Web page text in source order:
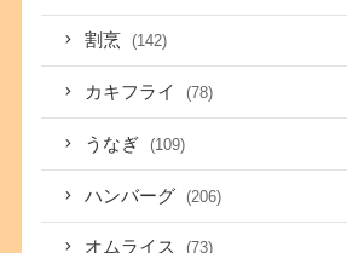
割烹 (142)
カキフライ (78)
うなぎ (109)
ハンバーグ (206)
オムライス (73)